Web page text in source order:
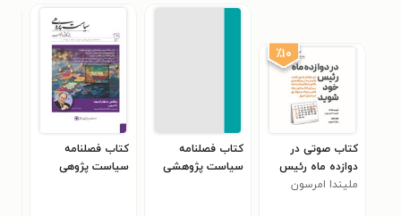
٪۱۰
کتاب صوتی در
دوازده ماه رئیس
خود شوید
ملیندا امرسون
کتاب فصلنامه
سیاست پژوهشی
کتاب فصلنامه
سیاست پژوهی